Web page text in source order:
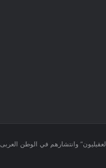
وانتشارهم في الوطن العربى